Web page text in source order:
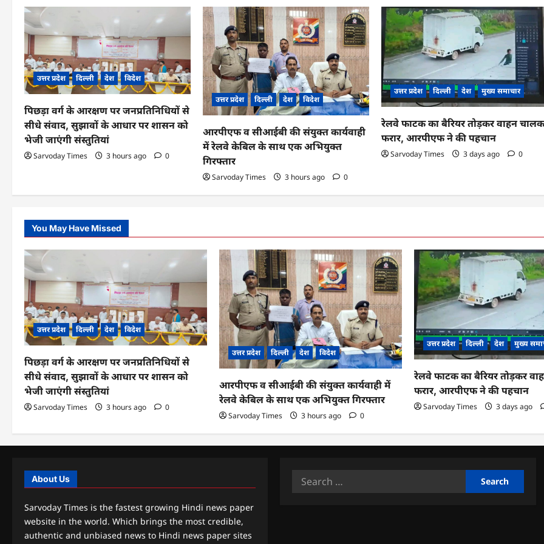
a
v
g
a
t
i
o
उत्तर प्रदेश दिल्ली देश विदेश
पिछड़ा वर्ग के आरक्षण पर जनप्रतिनिधियों से
सीधे संवाद, सुझावों के आधार पर शासन को
भेजी जाएंगी संस्तुतियां
Sarvoday Times 3 hours ago 0
उत्तर प्रदेश दिल्ली देश विदेश
आरपीएफ व सीआईबी की संयुक्त कार्यवाही
में रेलवे केबिल के साथ एक अभियुक्त
गिरफ्तार
Sarvoday Times 3 hours ago 0
उत्तर प्रदेश दिल्ली देश मुख्य समाचार
रेलवे फाटक का बैरियर तोड़कर वाहन
फरार, आरपीएफ ने की पहचान
Sarvoday Times 3 days ago 0
You May Have Missed
उत्तर प्रदेश दिल्ली देश विदेश
पिछड़ा वर्ग के आरक्षण पर जनप्रतिनिधियों से
सीधे संवाद, सुझावों के आधार पर शासन को
भेजी जाएंगी संस्तुतियां
Sarvoday Times 3 hours ago 0
उत्तर प्रदेश दिल्ली देश विदेश
आरपीएफ व सीआईबी की संयुक्त कार्यवाही में
रेलवे केबिल के साथ एक अभियुक्त गिरफ्तार
Sarvoday Times 3 hours ago 0
उत्तर प्रदेश दिल्ली देश मुख्य
रेलवे फाटक का बैरियर तोड़कर
फरार, आरपीएफ ने की पहचान
Sarvoday Times 3 days ago
About Us
Sarvoday Times is the fastest growing Hindi news paper
website in the world. Which brings the most credible,
authentic and unbiased news to Hindi news paper sites
Search